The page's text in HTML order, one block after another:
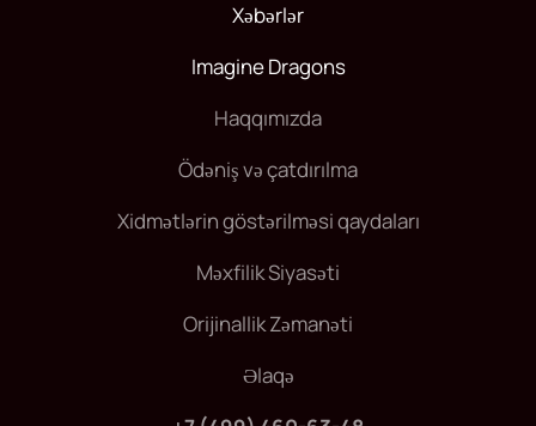
Xəbərlər
Imagine Dragons
Haqqımızda
Ödəniş və çatdırılma
Xidmətlərin göstərilməsi qaydaları
Məxfilik Siyasəti
Orijinallik Zəmanəti
Əlaqə